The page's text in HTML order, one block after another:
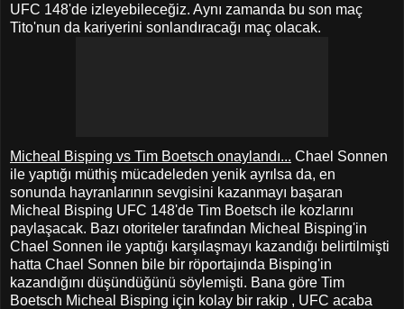
UFC 148'de izleyebileceğiz. Aynı zamanda bu son maç
Tito'nun da kariyerini sonlandıracağı maç olacak.
Micheal Bisping vs Tim Boetsch onaylandı... Chael Sonnen
ile yaptığı müthiş mücadeleden yenik ayrılsa da, en
sonunda hayranlarının sevgisini kazanmayı başaran
Micheal Bisping UFC 148'de Tim Boetsch ile kozlarını
paylaşacak. Bazı otoriteler tarafından Micheal Bisping'in
Chael Sonnen ile yaptığı karşılaşmayı kazandığı belirtilmişti
hatta Chael Sonnen bile bir röportajında Bisping'in
kazandığını düşündüğünü söylemişti. Bana göre Tim
Boetsch Micheal Bisping için kolay bir rakip , UFC acaba